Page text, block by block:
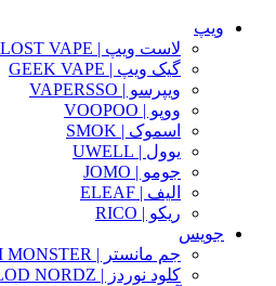
ویپ
لاست ویپ | LOST VAPE
گیک ویپ | GEEK VAPE
ویپرسو | VAPERSSO
ووپو | VOOPOO
اسموک | SMOK
یوول | UWELL
جومو | JOMO
الیف | ELEAF
ریکو | RICO
جویس
جم مانستر | JAM MONSTER
کلود نوردز | CLOD NORDZ